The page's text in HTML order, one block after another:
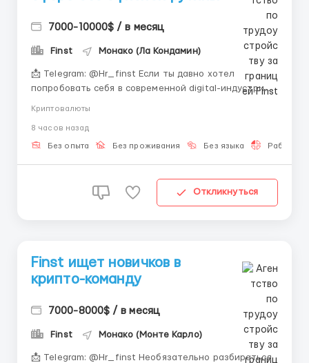
7000-10000$ / в месяц
Finst Монако (Ла Кондамин)
📩 Telegram: @Hr_finst Если ты давно хотел
попробовать себя в современной digital-индустрии
в crypto-направлении. 💻 Немного о работе Работа
полностью проходит онлайн через современные
Криптовалюты
8 часов назад
Без опыта Без проживания Без языка Работа
Откликнуться
Finst ищет новичков в
крипто-команду
7000-8000$ / в месяц
Finst Монако (Монте Карло)
📩 Telegram: @Hr_finst Необязательно разбираться